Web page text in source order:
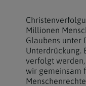
Millionen
Glaubens unter
Unterdrückung.
verfolgt
wir gemeinsam